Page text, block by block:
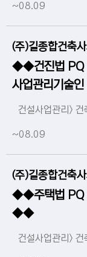
~08.09
(주)길종합건축
◆◆건진법 PQ
사업관리기술
건설사업관리> 건
~08.09
(주)길종합건축
◆◆주택법 PQ
◆◆
건설사업관리> 건